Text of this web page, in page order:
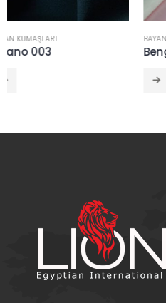
BAYAN KUMAŞLARI
Bengaline 008